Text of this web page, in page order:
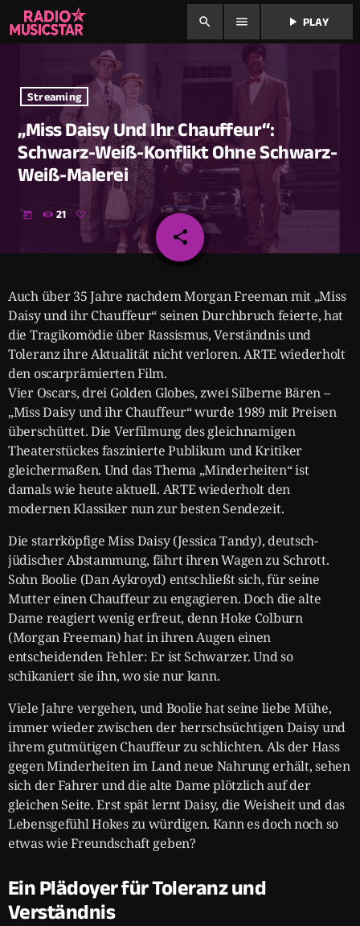
search menu play_arrow PLAY
Streaming
„Miss Daisy Und Ihr Chauffeur“:
Schwarz-Weiß-Konflikt Ohne Schwarz-
Weiß-Malerei
today 21
share
email
Auch über 35 Jahre nachdem Morgan Freeman mit „Miss
Daisy und ihr Chauffeur“ seinen Durchbruch feierte, hat
die Tragikomödie über Rassismus, Verständnis und
Toleranz ihre Aktualität nicht verloren. ARTE wiederholt
den oscarprämierten Film.
Vier Oscars, drei Golden Globes, zwei Silberne Bären –
„Miss Daisy und ihr Chauffeur“ wurde 1989 mit Preisen
überschüttet. Die Verfilmung des gleichnamigen
Theaterstückes faszinierte Publikum und Kritiker
gleichermaßen. Und das Thema „Minderheiten“ ist
damals wie heute aktuell. ARTE wiederholt den
modernen Klassiker nun zur besten Sendezeit.
Die starrköpfige Miss Daisy (Jessica Tandy), deutsch-
jüdischer Abstammung, fährt ihren Wagen zu Schrott.
Sohn Boolie (Dan Aykroyd) entschließt sich, für seine
Mutter einen Chauffeur zu engagieren. Doch die alte
Dame reagiert wenig erfreut, denn Hoke Colburn
(Morgan Freeman) hat in ihren Augen einen
entscheidenden Fehler: Er ist Schwarzer. Und so
schikaniert sie ihn, wo sie nur kann.
Viele Jahre vergehen, und Boolie hat seine liebe Mühe,
immer wieder zwischen der herrschsüchtigen Daisy und
ihrem gutmütigen Chauffeur zu schlichten. Als der Hass
gegen Minderheiten im Land neue Nahrung erhält, sehen
sich der Fahrer und die alte Dame plötzlich auf der
gleichen Seite. Erst spät lernt Daisy, die Weisheit und das
Lebensgefühl Hokes zu würdigen. Kann es doch noch so
etwas wie Freundschaft geben?
Ein Plädoyer für Toleranz und
Verständnis